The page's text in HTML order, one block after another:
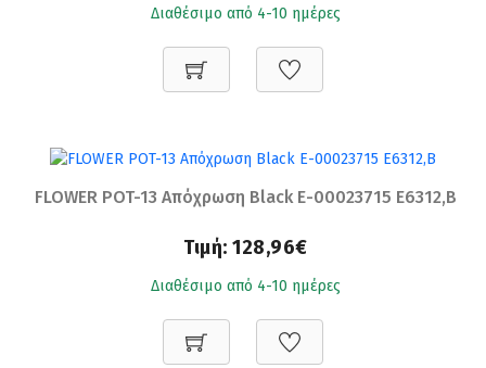
Διαθέσιμο από 4-10 ημέρες
FLOWER POT-13 Απόχρωση Black Ε-00023715 Ε6312,Β
Τιμή:128,96€
Διαθέσιμο από 4-10 ημέρες